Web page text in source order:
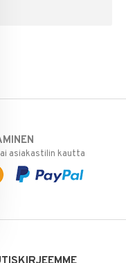
asiakastilin kautta